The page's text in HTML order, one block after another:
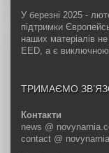
У березні 2025 -
підтримки
наших матеріалів
EED, а є виключною
ТРИМАЄМО
Контакти
news @
contact @